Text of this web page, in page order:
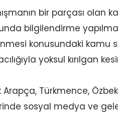
bir parçası olan
bilgilendirme
konusundaki kamu
yoksul kırılgan
Arapça, Türkmence,
sosyal medya ve